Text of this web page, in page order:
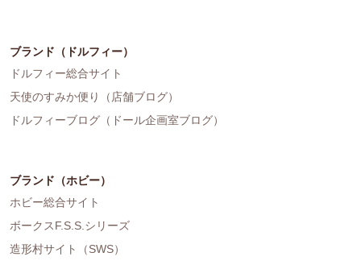
ブランド（ドルフィー）
ドルフィー総合サイト
天使のすみか便り（店舗ブログ）
ドルフィーブログ（ドール企画室ブログ）
ブランド（ホビー）
ホビー総合サイト
ボークスF.S.S.シリーズ
造形村サイト（SWS）